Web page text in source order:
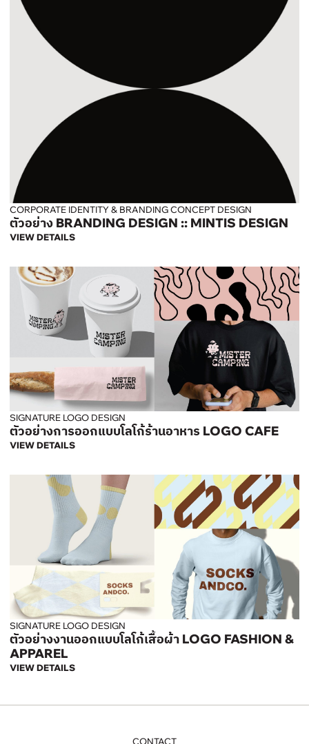
CORPORATE IDENTITY & BRANDING CONCEPT DESIGN
ตัวอย่าง BRANDING DESIGN :: MINTIS DESIGN
VIEW DETAILS
SIGNATURE LOGO DESIGN
ตัวอย่างการออกแบบโลโก้ร้านอาหาร LOGO CAFE
VIEW DETAILS
SIGNATURE LOGO DESIGN
ตัวอย่างงานออกแบบโลโก้เสื้อผ้า LOGO FASHION &
APPAREL
VIEW DETAILS
CONTACT